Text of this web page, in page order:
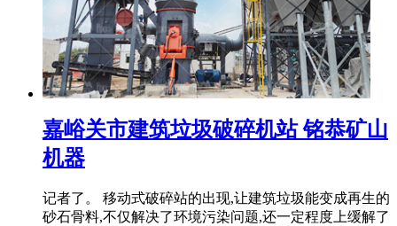
嘉峪关市建筑垃圾破碎机站 铭恭矿山
机器
记者了。 移动式破碎站的出现,让建筑垃圾能变成再生的
砂石骨料,不仅解决了环境污染问题,还一定程度上缓解了